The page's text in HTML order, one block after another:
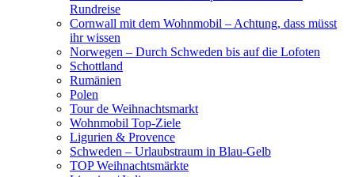
Rundreise
Cornwall mit dem Wohnmobil – Achtung, dass müsst
ihr wissen
Norwegen – Durch Schweden bis auf die Lofoten
Schottland
Rumänien
Polen
Tour de Weihnachtsmarkt
Wohnmobil Top-Ziele
Ligurien & Provence
Schweden – Urlaubstraum in Blau-Gelb
TOP Weihnachtsmärkte